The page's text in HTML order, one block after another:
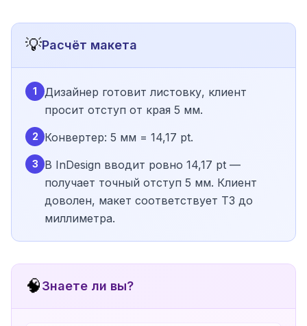
💡Расчёт макета
1
Дизайнер готовит листовку, клиент
просит отступ от края 5 мм.
2 Конвертер: 5 мм = 14,17 pt.
3
В InDesign вводит ровно 14,17 pt —
получает точный отступ 5 мм. Клиент
доволен, макет соответствует ТЗ до
миллиметра.
🧠Знаете ли вы?